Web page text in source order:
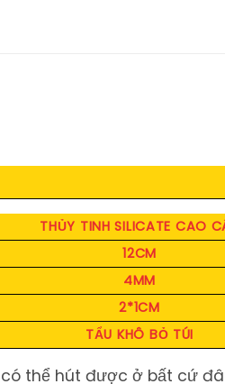
THỦY TINH SILICATE CAO
12CM
4MM
2*1CM
TẨU KHÔ BỎ TÚI
thể hút được ở bất cứ